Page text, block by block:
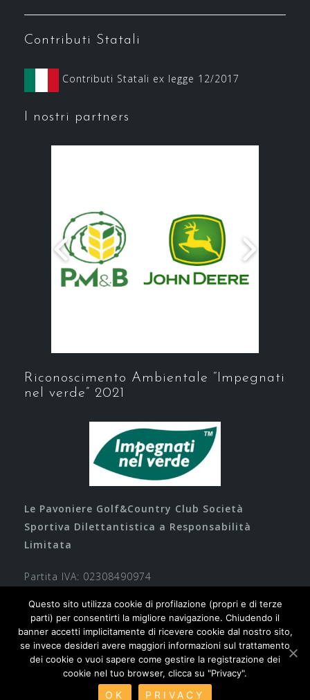
Contributi Statali
Contributi Statali ex legge 12/2017
I nostri partners
Riconoscimento Ambientale “Impegnati
nel verde” 2021
Le Pavoniere Golf&Country Club Società
Sportiva Dilettantistica a Responsabilità
Limitata
Partita IVA: 02308490974
Contatti Privacy
Cookie
Safeguarding
Questo sito utilizza cookie di profilazione (propri e di terze
parti) per consentirti la migliore navigazione. Chiudendo il
banner accetti implicitamente di ricevere cookie dal nostro sito,
se invece desideri avere maggiori informazioni sul trattamento
dei cookie o vuoi sapere come gestire la registrazione dei
cookie nel tuo browser, clicca su "Privacy".
OK PRIVACY